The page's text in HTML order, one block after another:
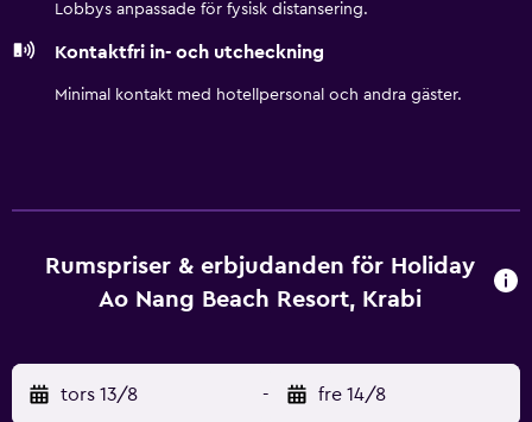
Lobbys anpassade för fysisk distansering.
Kontaktfri in- och utcheckning
Minimal kontakt med hotellpersonal och andra gäster.
Rumspriser & erbjudanden för Holiday
Ao Nang Beach Resort, Krabi
tors 13/8 - fre 14/8